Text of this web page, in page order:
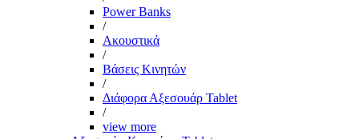
Power Banks
/
Ακουστικά
/
Βάσεις Κινητών
/
Διάφορα Αξεσουάρ Tablet
/
view more